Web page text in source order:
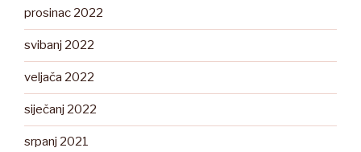
prosinac 2022
svibanj 2022
veljača 2022
siječanj 2022
srpanj 2021